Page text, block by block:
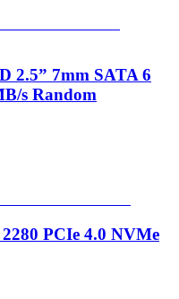
2.5” 7mm SATA 6
s Random
PCIe 4.0 NVMe